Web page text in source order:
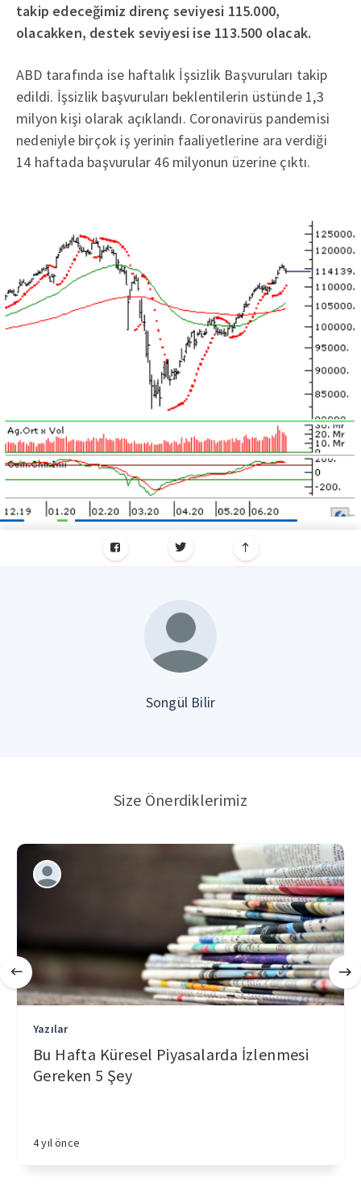
takip edeceğimiz direnç seviyesi 115.000,
olacakken, destek seviyesi ise 113.500 olacak.
ABD tarafında ise haftalık İşsizlik Başvuruları takip
edildi. İşsizlik başvuruları beklentilerin üstünde 1,3
milyon kişi olarak açıklandı. Coronavirüs pandemisi
nedeniyle birçok iş yerinin faaliyetlerine ara verdiği
14 haftada başvurular 46 milyonun üzerine çıktı.
Songül Bilir
Size Önerdiklerimiz
Yazılar
Bu Hafta Küresel Piyasalarda İzlenmesi
Gereken 5 Şey
4 yıl önce